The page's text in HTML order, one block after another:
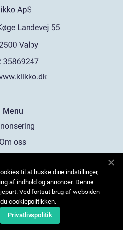
Menu
Om oss
oss
til at huske dine indstillinger,
af indhold og annoncer. Denne
Ved fortsat brug af websiden
cookiepolitikken.
Privatlivspolitik